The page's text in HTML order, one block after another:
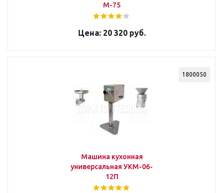
М-75
20 320 руб.
1800050
Машина кухонная
универсальная УКМ-06-
12П